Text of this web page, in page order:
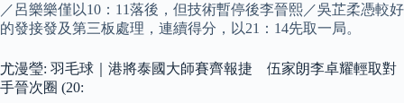
／呂樂樂僅以10：11落後，但技術暫停後李晉熙／吳芷柔憑較好
的發接發及第三板處理，連續得分，以21：14先取一局。
尤漫瑩: 羽毛球｜港將泰國大師賽齊報捷 伍家朗李卓耀輕取對
手晉次圈 (20: